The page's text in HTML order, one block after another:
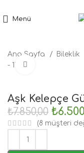
Menü
Ana Sayfa Bileklik
- 17%
Aşk Kelepçe
₺7.850,00 ₺
(8 müşteri